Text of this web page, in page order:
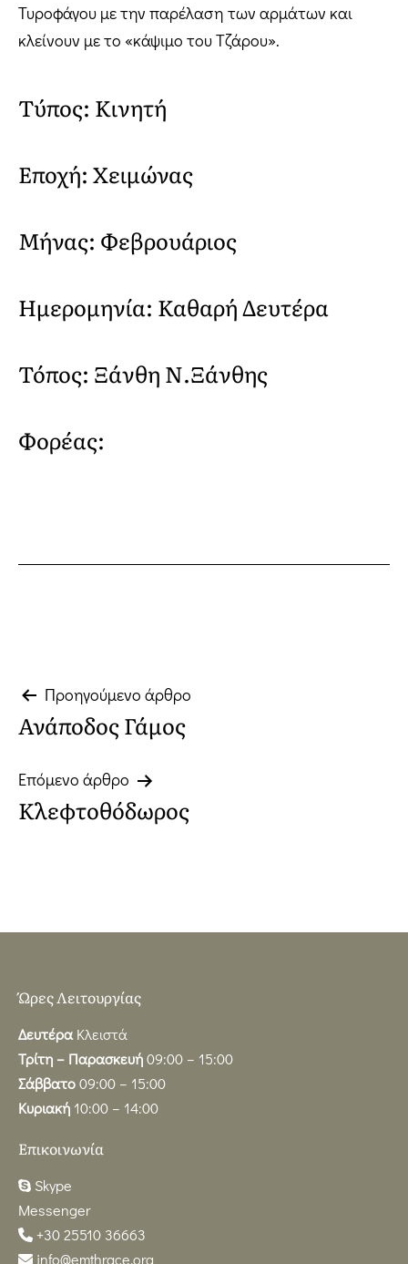
Τυροφάγου με την παρέλαση των αρμάτων και
κλείνουν με το «κάψιμο του Τζάρου».
Τύπος: Κινητή
Εποχή: Χειμώνας
Μήνας: Φεβρουάριος
Ημερομηνία: Καθαρή Δευτέρα
Τόπος: Ξάνθη Ν.Ξάνθης
Φορέας:
Πλοήγηση
άρθρων
Προηγούμενο άρθρο
Ανάποδος Γάμος
Επόμενο άρθρο
Κλεφτοθόδωρος
Ώρες Λειτουργίας
Δευτέρα Κλειστά
Τρίτη – Παρασκευή09:00 – 15:00
Σάββατο09:00 – 15:00
Κυριακή 10:00 – 14:00
Επικοινωνία
Skype
Messenger
+30 25510 36663
info@emthrace.org